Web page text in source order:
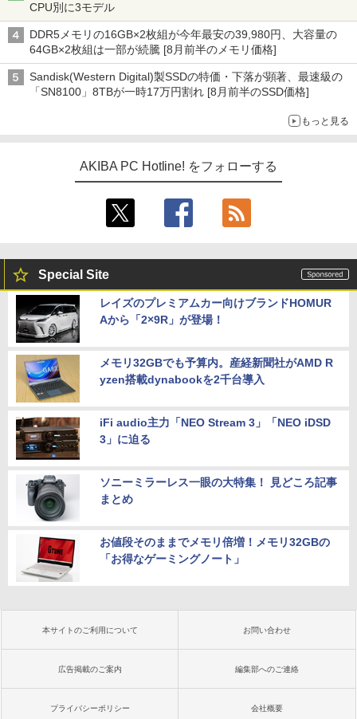
CPU別に3モデル
DDR5メモリの16GB×2枚組が今年最安の39,980円、大容量の
64GB×2枚組は一部が続騰 [8月前半のメモリ価格]
Sandisk(Western Digital)製SSDの特価・下落が顕著、最速級の
「SN8100」8TBが一時17万円割れ [8月前半のSSD価格]
もっと見る
AKIBA PC Hotline! をフォローする
Special Site
レイズのプレミアムカー向けブランドHOMUR
Aから「2×9R」が登場！
メモリ32GBでも予算内。産経新聞社がAMD R
yzen搭載dynabookを2千台導入
iFi audio主力「NEO Stream 3」「NEO iDSD
3」に迫る
ソニーミラーレス一眼の大特集！ 見どころ記事
まとめ
お値段そのままでメモリ倍増！メモリ32GBの
「お得なゲーミングノート」
本サイトのご利用について お問い合わせ
広告掲載のご案内 編集部へのご連絡
プライバシーポリシー 会社概要